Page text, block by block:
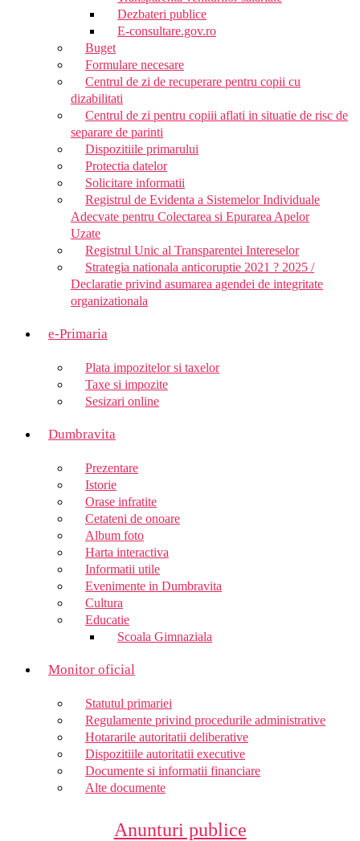
Dezbateri publice
E-consultare.gov.ro
Buget
Formulare necesare
Centrul de zi de recuperare pentru copii cu
dizabilitati
Centrul de zi pentru copiii aflati in situatie de risc de
separare de parinti
Dispozitiile primarului
Protectia datelor
Solicitare informatii
Registrul de Evidenta a Sistemelor Individuale
Adecvate pentru Colectarea si Epurarea Apelor
Uzate
Registrul Unic al Transparentei Intereselor
Strategia nationala anticoruptie 2021 ? 2025 /
Declaratie privind asumarea agendei de integritate
organizationala
e-Primaria
Plata impozitelor si taxelor
Taxe si impozite
Sesizari online
Dumbravita
Prezentare
Istorie
Orase infratite
Cetateni de onoare
Album foto
Harta interactiva
Informatii utile
Evenimente in Dumbravita
Cultura
Educatie
Scoala Gimnaziala
Monitor oficial
Statutul primariei
Regulamente privind procedurile administrative
Hotararile autoritatii deliberative
Dispozitiile autoritatii executive
Documente si informatii financiare
Alte documente
Categories
Anunturi publice